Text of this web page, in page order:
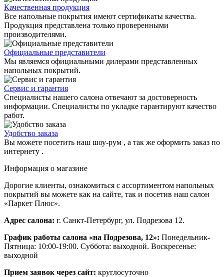
Качественная продукция
Все напольные покрытия имеют сертификаты качества.
Продукция представлена только проверенными
производителями.
Официальные представители
Мы являемся официальными дилерами представленных
напольных покрытий.
Сервис и гарантия
Специалисты нашего салона отвечают за достоверность
информации. Специалисты по укладке гарантируют качество
работ.
Удобство заказа
Вы можете посетить наш шоу-рум , а так же оформить заказ по
интернету .
Информация о магазине
Дорогие клиенты, ознакомиться с ассортиментом напольных
покрытий вы можете как на сайте, так и посетив наш салон
«Паркет Плюс».
Адрес салона: г. Санкт-Петербург, ул. Подрезова 12.
График работы салона «на Подрезова, 12»: Понедельник-
Пятница: 10:00-19:00. Суббота: выходной. Воскресенье:
выходной
Прием заявок через сайт: круглосуточно